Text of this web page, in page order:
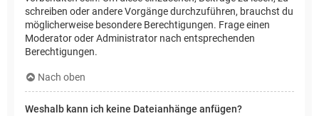
schreiben oder andere Vorgänge durchzuführen, brauchst du
möglicherweise besondere Berechtigungen. Frage einen
Moderator oder Administrator nach entsprechenden
Berechtigungen.
Nach oben
Weshalb kann ich keine Dateianhänge anfügen?